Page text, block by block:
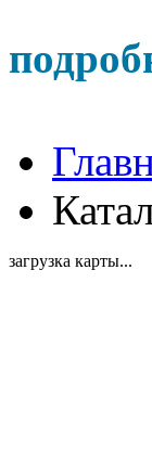
загрузка карты...